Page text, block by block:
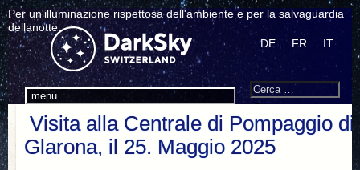
Per un'illuminazione rispettosa dell'ambiente e per la salvaguardia
dellanotte.
menu
DE FR IT
Search
Cerca:
Visita alla Centrale di Pompaggio
Glarona, il 25. Maggio 2025